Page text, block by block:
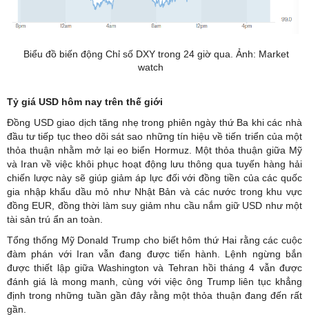
Biểu đồ biến động Chỉ số DXY trong 24 giờ qua. Ảnh: Market
watch
Tỷ giá USD hôm nay trên thế giới
Đồng USD giao dịch tăng nhẹ trong phiên ngày thứ Ba khi các nhà
đầu tư tiếp tục theo dõi sát sao những tín hiệu về tiến triển của một
thỏa thuận nhằm mở lại eo biển Hormuz. Một thỏa thuận giữa Mỹ
và Iran về việc khôi phục hoạt động lưu thông qua tuyến hàng hải
chiến lược này sẽ giúp giảm áp lực đối với đồng tiền của các quốc
gia nhập khẩu dầu mỏ như Nhật Bản và các nước trong khu vực
đồng EUR, đồng thời làm suy giảm nhu cầu nắm giữ USD như một
tài sản trú ẩn an toàn.
Tổng thống Mỹ Donald Trump cho biết hôm thứ Hai rằng các cuộc
đàm phán với Iran vẫn đang được tiến hành. Lệnh ngừng bắn
được thiết lập giữa Washington và Tehran hồi tháng 4 vẫn được
đánh giá là mong manh, cùng với việc ông Trump liên tục khẳng
định trong những tuần gần đây rằng một thỏa thuận đang đến rất
gần.